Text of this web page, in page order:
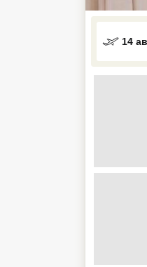
14
VIP отели 5 звезд